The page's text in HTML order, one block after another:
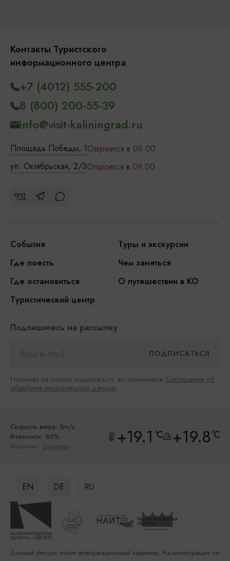
Контакты Туристского
информационного центра
Площадь Победы, 1Откроется в 09:00
ул. Октябрьская, 2/3Откроется в 09:00
+7 (4012) 555-200
8 (800) 200-55-39
info@visit-kaliningrad.ru
События
Туры и экскурсии
Где поесть
Чем заняться
Где остановиться
О путешествии в КО
Туристический центр
Подпишитесь на рассылку
Нажимая на кнопку подписаться, вы принимаете Соглашение об
обработке персональных данных
Скорость ветра: 5m/s
Влажность: 86%
Источник: Gismeteo +19.1 °C +19.8°C
EN DE RU
Данный ресурс носит информационный характер. Администрация не